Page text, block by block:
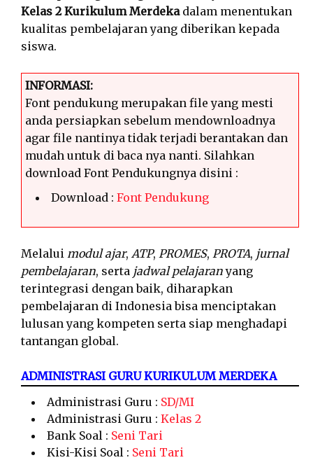
Kelas 2 Kurikulum Merdekadalam menentukan
kualitas pembelajaran yang diberikan kepada
siswa.
INFORMASI:
Font pendukung merupakan file yang mesti
anda persiapkan sebelum mendownloadnya
agar file nantinya tidak terjadi berantakan dan
mudah untuk di baca nya nanti. Silahkan
download Font Pendukungnya disini :
Download : Font Pendukung
Melalui modul ajar, ATP, PROMES, PROTA, jurnal
pembelajaran, serta jadwal pelajaranyang
terintegrasi dengan baik, diharapkan
pembelajaran di Indonesia bisa menciptakan
lulusan yang kompeten serta siap menghadapi
tantangan global.
ADMINISTRASI GURU KURIKULUM MERDEKA
Administrasi Guru : SD/MI
Administrasi Guru : Kelas 2
Bank Soal : Seni Tari
Kisi-Kisi Soal : Seni Tari